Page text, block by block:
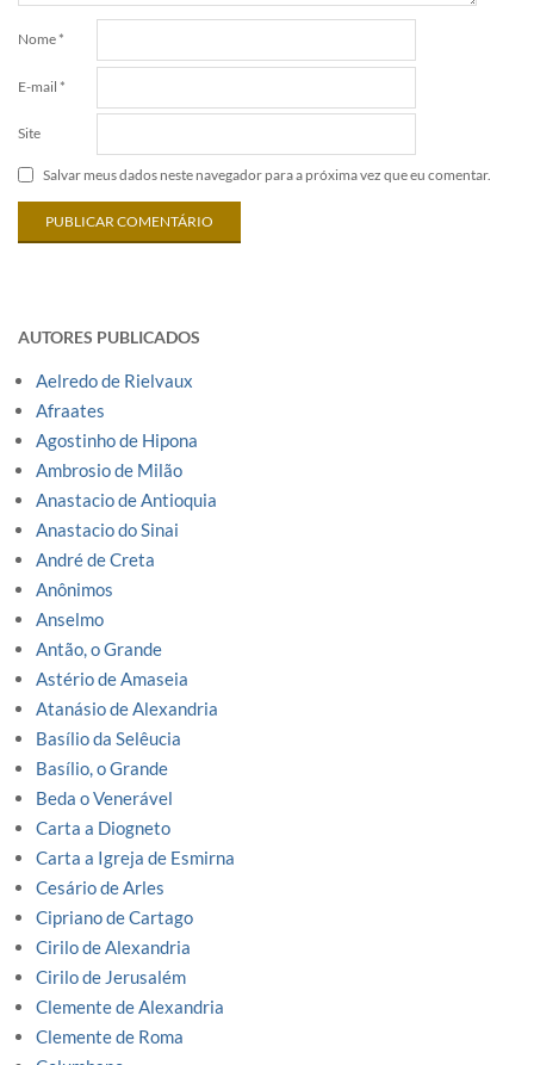
Nome *
E-mail *
Site
Salvar meus dados neste navegador para a próxima vez que eu comentar.
AUTORES PUBLICADOS
Aelredo de Rielvaux
Afraates
Agostinho de Hipona
Ambrosio de Milão
Anastacio de Antioquia
Anastacio do Sinai
André de Creta
Anônimos
Anselmo
Antão, o Grande
Astério de Amaseia
Atanásio de Alexandria
Basílio da Selêucia
Basílio, o Grande
Beda o Venerável
Carta a Diogneto
Carta a Igreja de Esmirna
Cesário de Arles
Cipriano de Cartago
Cirilo de Alexandria
Cirilo de Jerusalém
Clemente de Alexandria
Clemente de Roma